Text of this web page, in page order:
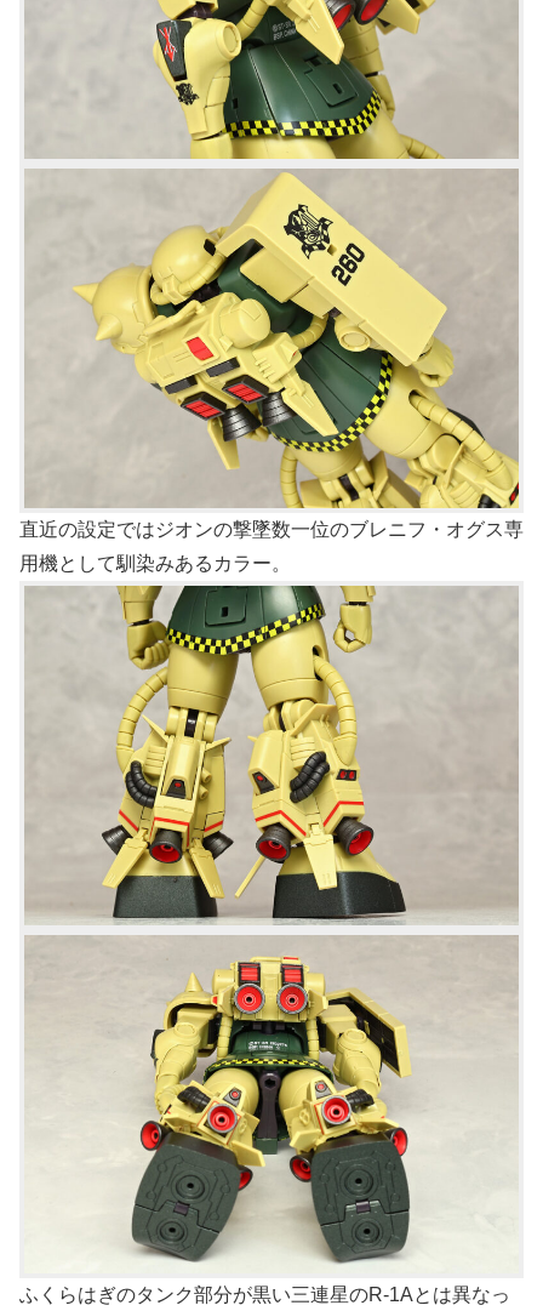
直近の設定ではジオンの撃墜数一位のブレニフ・オグス専
用機として馴染みあるカラー。
ふくらはぎのタンク部分が黒い三連星のR-1Aとは異なっ